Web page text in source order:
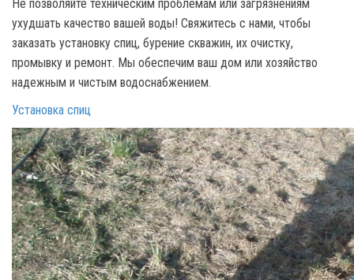
Не позволяйте техническим проблемам или загрязнениям
ухудшать качество вашей воды! Свяжитесь с нами, чтобы
заказать установку спиц, бурение скважин, их очистку,
промывку и ремонт. Мы обеспечим ваш дом или хозяйство
надежным и чистым водоснабжением.
Установка спиц